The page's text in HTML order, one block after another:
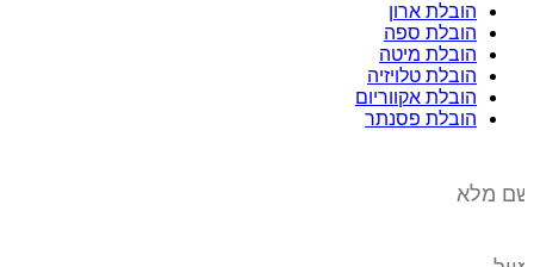
הובלת ארון
הובלת ספה
הובלת מיטה
הובלת טלויזיה
הובלת אקווריום
הובלת פסנתר